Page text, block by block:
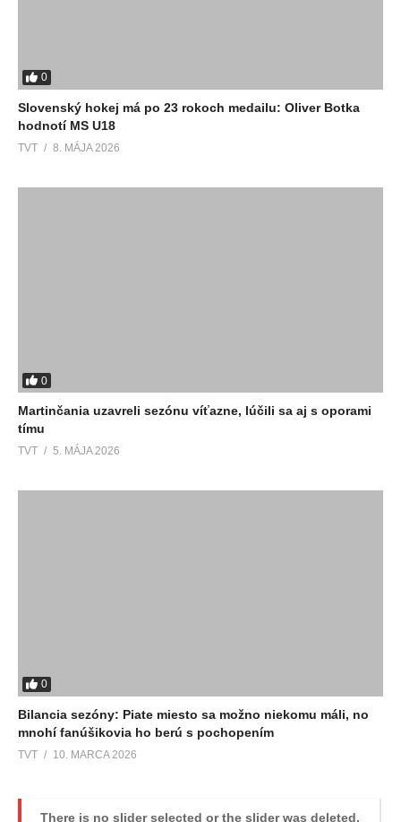
0
Slovenský hokej má po 23 rokoch medailu: Oliver Botka
hodnotí MS U18
TVT 8. MÁJA 2026
0
Martinčania uzavreli sezónu víťazne, lúčili sa aj s oporami
tímu
TVT 5. MÁJA 2026
0
Bilancia sezóny: Piate miesto sa možno niekomu máli, no
mnohí fanúšikovia ho berú s pochopením
TVT 10. MARCA 2026
There is no slider selected or the slider was deleted.